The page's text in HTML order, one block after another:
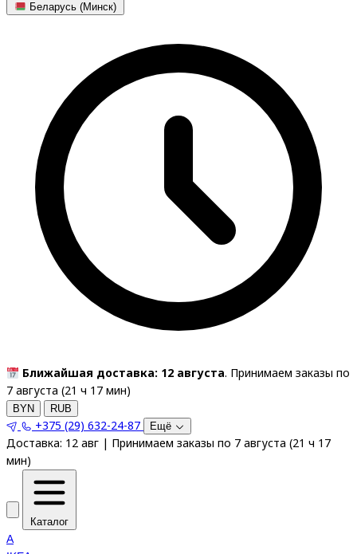
Беларусь (Минск)
Ближайшая доставка: 12 августа. Принимаем заказы по
7 августа (21 ч 17 мин)
BYN RUB
+375 (29) 632-24-87 Ещё
Доставка: 12 авг | Принимаем заказы по 7 августа (21 ч 17
мин)
Каталог
A